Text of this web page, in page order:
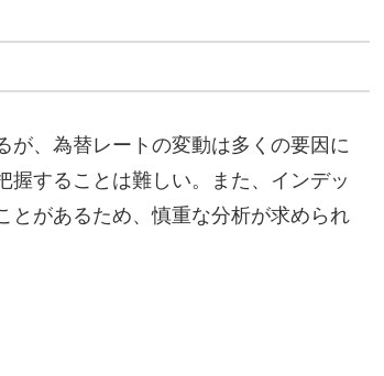
が、為替レートの変動は多くの要因に
握することは難しい。また、インデッ
とがあるため、慎重な分析が求められ